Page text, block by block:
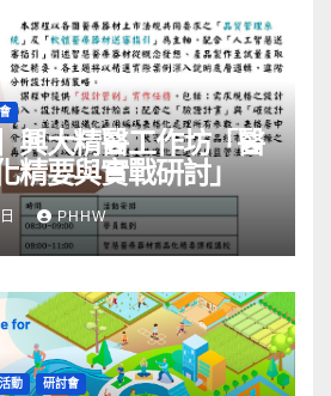
興大精醫工作坊「醫
精要與實戰研討」
PHHW
活動 研討會